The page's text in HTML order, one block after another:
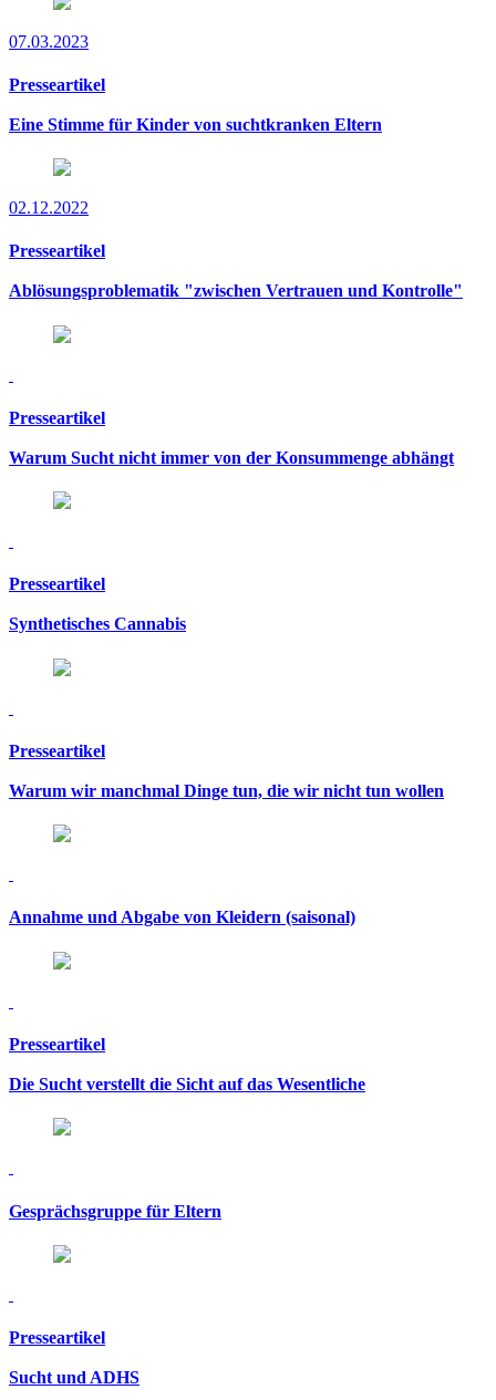
07.03.2023
Presseartikel
Eine Stimme für Kinder von suchtkranken Eltern
02.12.2022
Presseartikel
Ablösungsproblematik "zwischen Vertrauen und Kontrolle"
Presseartikel
Warum Sucht nicht immer von der Konsummenge abhängt
Presseartikel
Synthetisches Cannabis
Presseartikel
Warum wir manchmal Dinge tun, die wir nicht tun wollen
Annahme und Abgabe von Kleidern (saisonal)
Presseartikel
Die Sucht verstellt die Sicht auf das Wesentliche
Gesprächsgruppe für Eltern
Presseartikel
Sucht und ADHS